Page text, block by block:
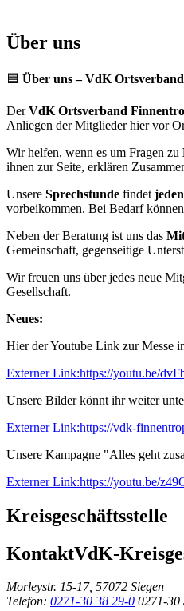
Über uns
🟦 Über uns – VdK
DerVdK Ortsverband
Anliegen der Mitglieder hier vor
Wir helfen, wenn es um Fragen zu
ihnen zur Seite, erklären
Unsere Sprechstunde findet
vorbeikommen. Bei Bedarf
Neben der Beratung ist uns das
Gemeinschaft, gegenseitige
Wir freuen uns über jedes neue
Gesellschaft.
Neues:
Hier der Youtube Link zur Messe
Externer Link:https://youtu.be/
Unsere Bilder könnt ihr weiter
Externer Link:https://vdk-
Unsere Kampagne "Alles geht
Externer Link:https://youtu.be/
Kreisgeschäftsstelle
KontaktVdK-
Morleystr. 15-17, 57072 Siegen
Telefon: 0271-30 38 29-0 0271-30